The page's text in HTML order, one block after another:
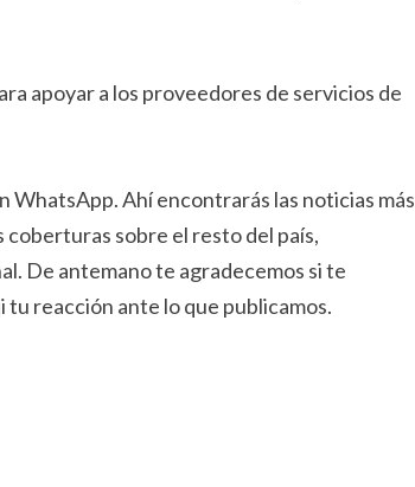
apoyar a los proveedores de servicios de
WhatsApp. Ahí encontrarás las noticias más
coberturas sobre el resto del país,
De antemano te agradecemos si te
reacción ante lo que publicamos.